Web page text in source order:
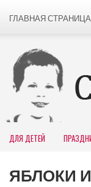
ГЛАВНАЯ СТРАНИЦА
ДЛЯ ДЕТЕЙ
ЯБЛОКИ